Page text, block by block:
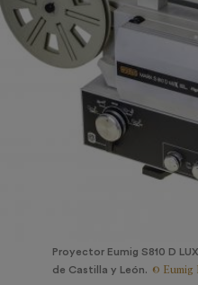
Proyector Eumig S810 D
de Castilla y León. © Eumig